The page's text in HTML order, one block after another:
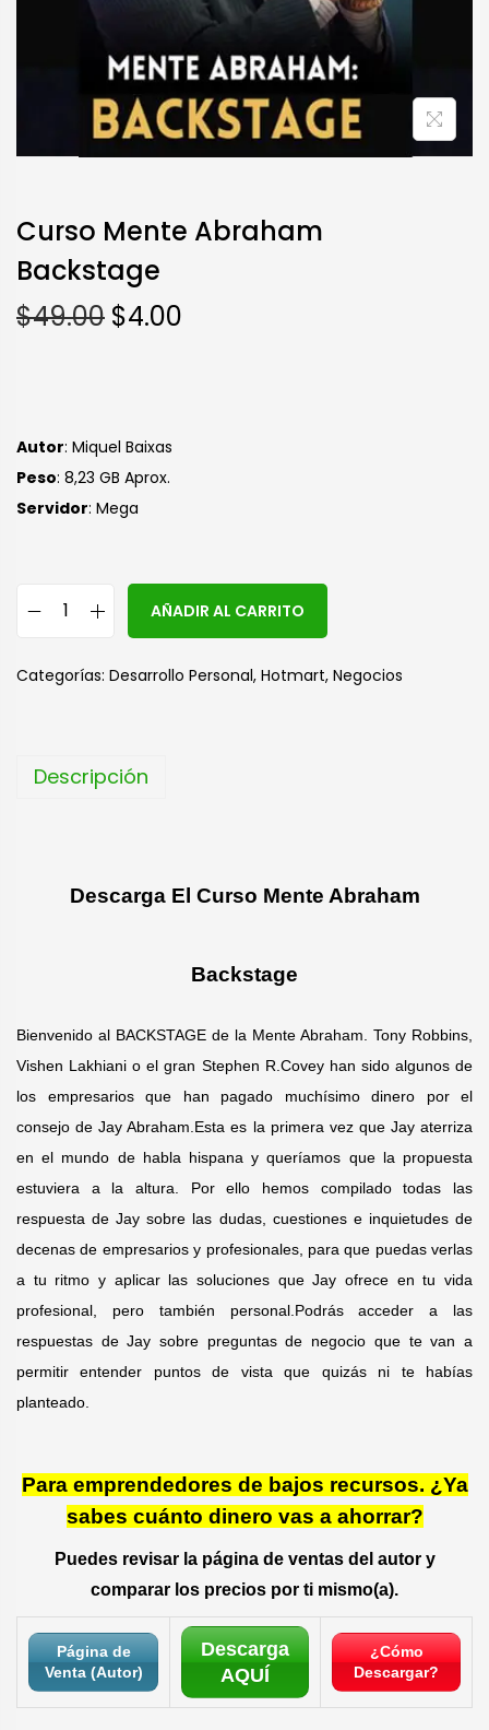
Curso Mente Abraham
Backstage
$49.00 $4.00
Autor: Miquel Baixas
Peso: 8,23 GB Aprox.
Servidor: Mega
AÑADIR AL CARRITO
e
Categorías: Desarrollo Personal, Hotmart, Negocios
Descripción
Descarga El Curso Mente Abraham
Backstage
Bienvenido al BACKSTAGE de la Mente Abraham. Tony Robbins,
Vishen Lakhiani o el gran Stephen R.Covey han sido algunos de
los empresarios que han pagado muchísimo dinero por el
consejo de Jay Abraham.Esta es la primera vez que Jay aterriza
en el mundo de habla hispana y queríamos que la propuesta
estuviera a la altura. Por ello hemos compilado todas las
respuesta de Jay sobre las dudas, cuestiones e inquietudes de
decenas de empresarios y profesionales, para que puedas verlas
a tu ritmo y aplicar las soluciones que Jay ofrece en tu vida
profesional, pero también personal.Podrás acceder a las
respuestas de Jay sobre preguntas de negocio que te van a
permitir entender puntos de vista que quizás ni te habías
planteado.
Para emprendedores de bajos recursos. ¿Ya
sabes cuánto dinero vas a ahorrar?
Puedes revisar la página de ventas del autor y
comparar los precios por ti mismo(a).
Página de
Venta (Autor)
Descarga
AQUÍ
¿Cómo
Descargar?